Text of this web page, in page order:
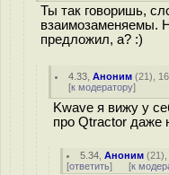
Ты так говоришь,
взаимозаменяемы.
предложил, а? :)
4.33 ,Аноним (21),
[к модератору]
Kwave я вижу у
про Qtractor даже
5.34 ,Аноним (21),
[ответить] [к